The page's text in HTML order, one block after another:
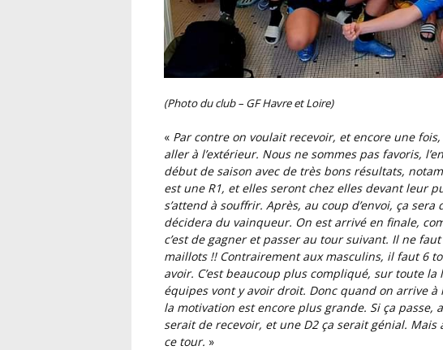
(Photo du club – GF Havre et Loire)
« Par contre on voulait recevoir, et encore une fois, comme la saison dernière, il va falloir
aller à l’extérieur. Nous ne sommes pas favoris,
début de saison avec de très bons résultats,
est une R1, et elles seront chez elles devant leur
s’attend à souffrir. Après, au coup d’envoi, ça
décidera du vainqueur. On est arrivé en finale,
c’est de gagner et passer au tour suivant. Il ne
maillots !! Contrairement aux masculins, il faut 6
avoir. C’est beaucoup plus compliqué, sur toute
équipes vont y avoir droit. Donc quand on arrive
la motivation est encore plus grande. Si ça passe,
serait de recevoir, et une D2 ça serait génial.
ce tour. »